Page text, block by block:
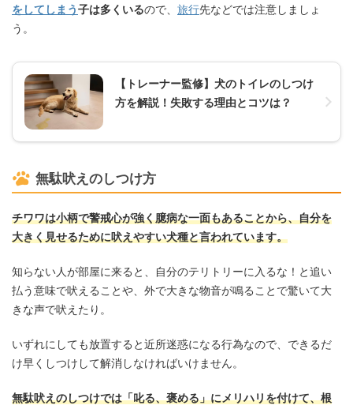
をしてしまう子は多くいるので、 旅行先などでは注意しましょ
う。
【トレーナー監修】犬のトイレのしつけ
方を解説！失敗する理由とコツは？
無駄吠えのしつけ方
チワワは小柄で警戒心が強く臆病な一面もあることから、自分を
大きく見せるために吠えやすい犬種と言われています。
知らない人が部屋に来ると、自分のテリトリーに入るな！と追い
払う意味で吠えることや、外で大きな物音が鳴ることで驚いて大
きな声で吠えたり。
いずれにしても放置すると近所迷惑になる行為なので、できるだ
け早くしつけして解消しなければいけません。
無駄吠えのしつけでは「叱る、褒める」にメリハリを付けて、根